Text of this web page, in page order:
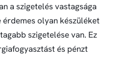
a szigetelés vastagsága
olyan készüléket
szigetelése van. Ez
és pénzt